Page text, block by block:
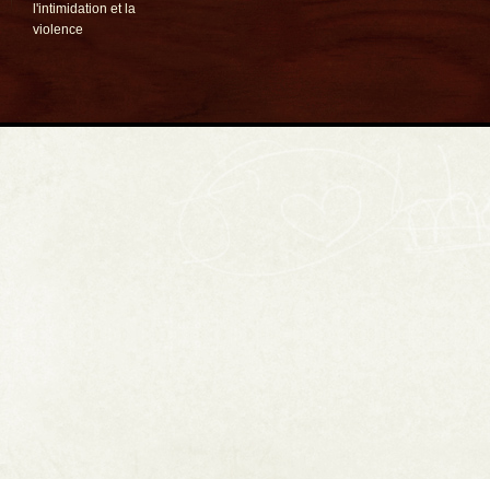
l'intimidation et la
violence